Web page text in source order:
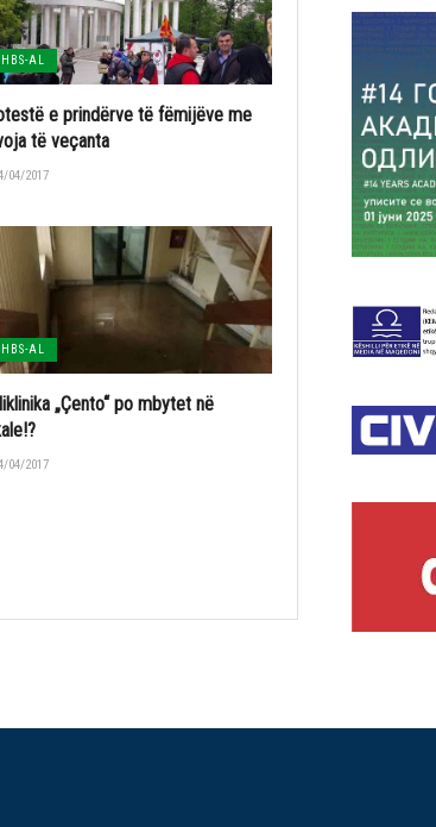
HBS-AL
e prindërve të fëmijëve me
të veçanta
04/2017
HBS-AL
„Çento“ po mbytet në
04/2017